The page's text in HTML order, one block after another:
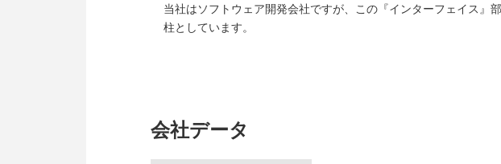
当社はソフトウェア開発会社ですが、この『インターフェイス』
柱としています。
会社データ